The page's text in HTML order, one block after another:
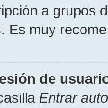
a grupos
Es muy
de
Entrar